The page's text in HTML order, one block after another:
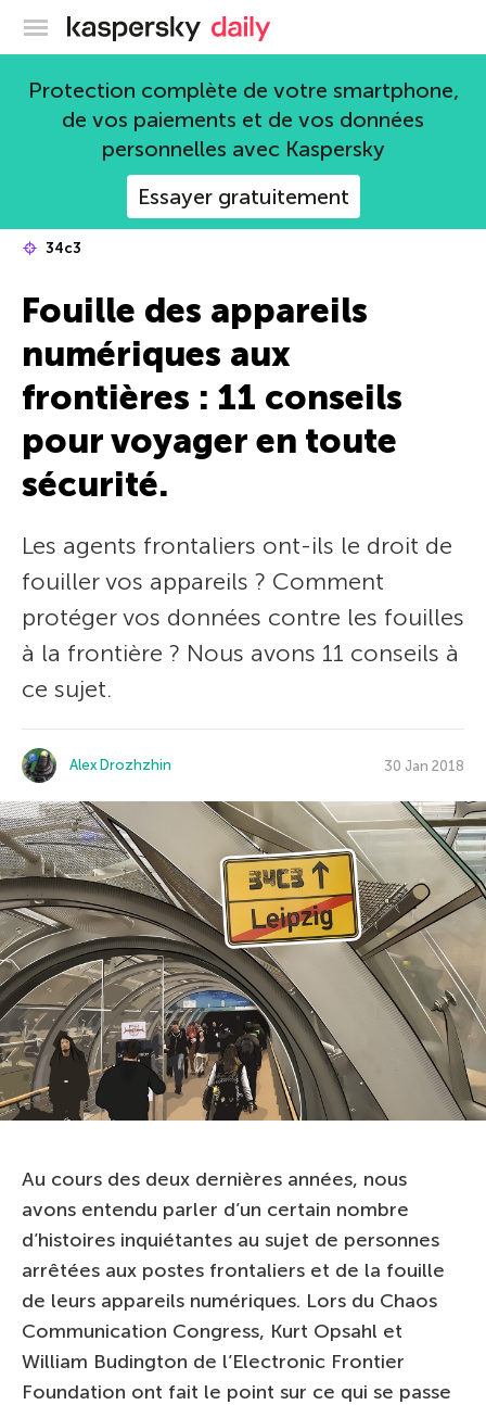
Blog officiel de Kaspersky
Protection complète de votre smartphone,
de vos paiements et de vos données
personnelles avec Kaspersky
Essayer gratuitement
34c3
Fouille des appareils
numériques aux
frontières : 11 conseils
pour voyager en toute
sécurité.
Les agents frontaliers ont-ils le droit de
fouiller vos appareils ? Comment
protéger vos données contre les fouilles
à la frontière ? Nous avons 11 conseils à
ce sujet.
Alex Drozhzhin 30 Jan 2018
Au cours des deux dernières années, nous
avons entendu parler d’un certain nombre
d’histoires inquiétantes au sujet de personnes
arrêtées aux postes frontaliers et de la fouille
de leurs appareils numériques. Lors du Chaos
Communication Congress, Kurt Opsahl et
William Budington de l’Electronic Frontier
Foundation ont fait le point sur ce qui se passe